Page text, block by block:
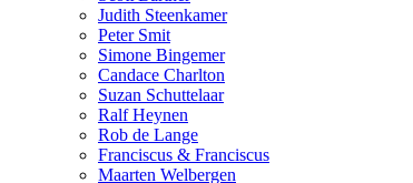
Judith Steenkamer
Peter Smit
Simone Bingemer
Candace Charlton
Suzan Schuttelaar
Ralf Heynen
Rob de Lange
Franciscus & Franciscus
Maarten Welbergen